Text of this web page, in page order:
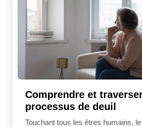
Comprendre et
processus de deuil
Touchant tous les êtres humains,